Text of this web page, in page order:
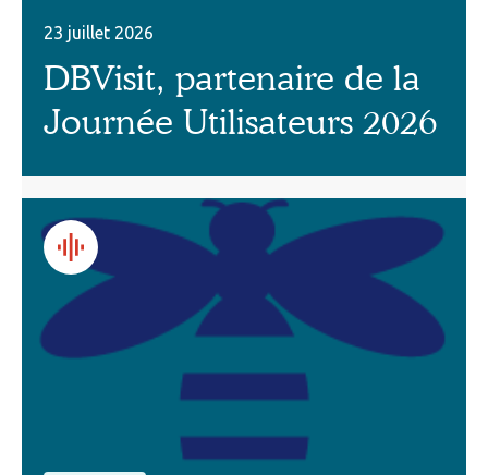
23 juillet 2026
DBVisit, partenaire de la
Journée Utilisateurs 2026